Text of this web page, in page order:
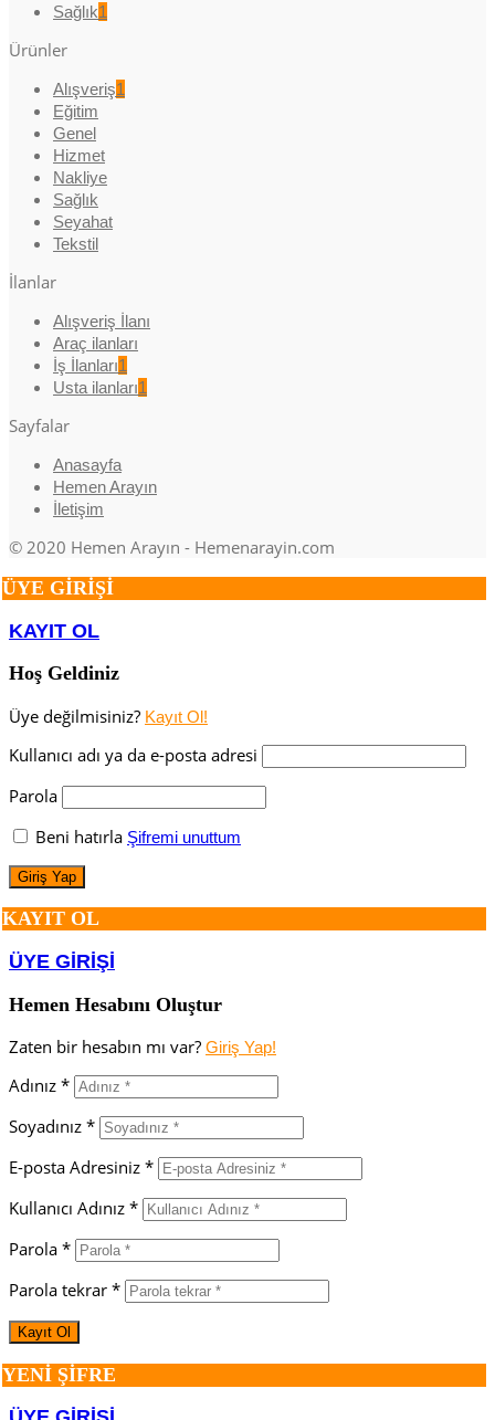
Sağlık1
Ürünler
Alışveriş1
Eğitim
Genel
Hizmet
Nakliye
Sağlık
Seyahat
Tekstil
İlanlar
Alışveriş İlanı
Araç ilanları
İş İlanları1
Usta ilanları1
Sayfalar
Anasayfa
Hemen Arayın
İletişim
© 2020 Hemen Arayın - Hemenarayin.com
ÜYE GİRİŞİ
KAYIT OL
Hoş Geldiniz
Üye değilmisiniz? Kayıt Ol!
Kullanıcı adı ya da e-posta adresi
Parola
Beni hatırla Şifremi unuttum
KAYIT OL
ÜYE GİRİŞİ
Hemen Hesabını Oluştur
Zaten bir hesabın mı var? Giriş Yap!
Adınız *
Soyadınız *
E-posta Adresiniz *
Kullanıcı Adınız *
Parola *
Parola tekrar *
YENİ ŞİFRE